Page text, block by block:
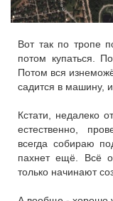
Вот так по тропе
потом купаться.
Потом вся
садится в машину,
Кстати, недалеко
естественно,
всегда собираю
пахнет ещё. Всё
только начинают